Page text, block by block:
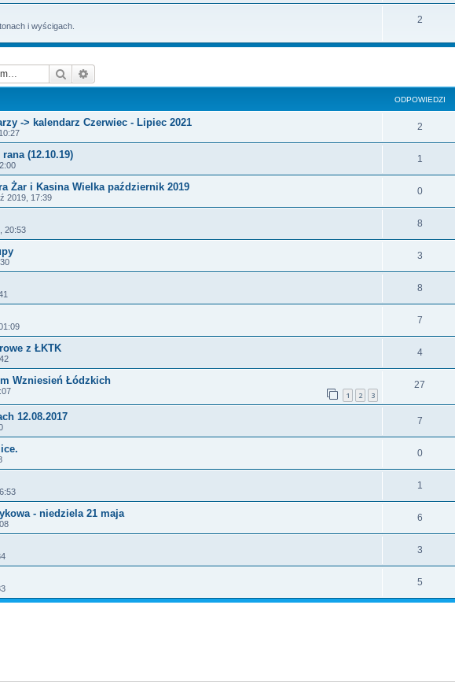
i wyścigach.
2
Szukaj
ODPOWIEDZI
-> kalendarz Czerwiec - Lipiec 2021 2
(12.10.19) 1
Żar i Kasina Wielka październik 2019
2019, 17:39
0
20:53
8
3
8
7
z ŁKTK 4
Wzniesień Łódzkich
1 2 3
27
12.08.2017 7
0
1
- niedziela 21 maja 6
3
5